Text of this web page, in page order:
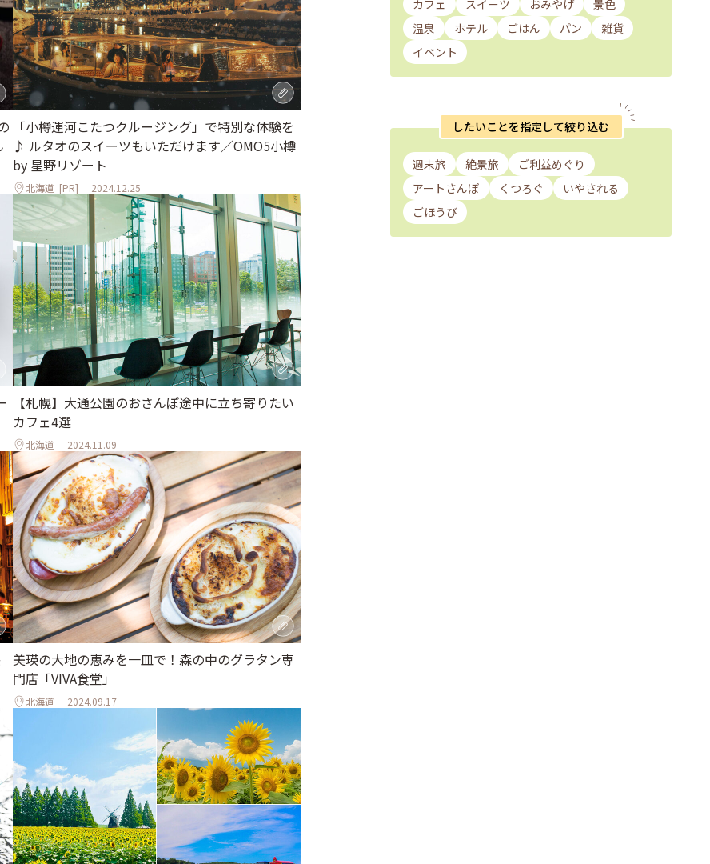
「小樽運河こたつクルージング」で特別な体験を
♪ ルタオのスイーツもいただけます／OMO5小樽
by 星野リゾート
北海道 [PR] 2024.12.25
【札幌】大通公園のおさんぽ途中に立ち寄りたい
カフェ4選
北海道 2024.11.09
美瑛の大地の恵みを一皿で！森の中のグラタン専
門店「VIVA食堂」
北海道 2024.09.17
カフェ スイーツ おみやげ
景色
温泉
ホテル ごはん パン
雑貨
イベント
したいことを指定して絞り込む
週末旅 絶景旅
ご利益めぐり
アートさんぽ
くつろぐ
いやされる
ごほうび